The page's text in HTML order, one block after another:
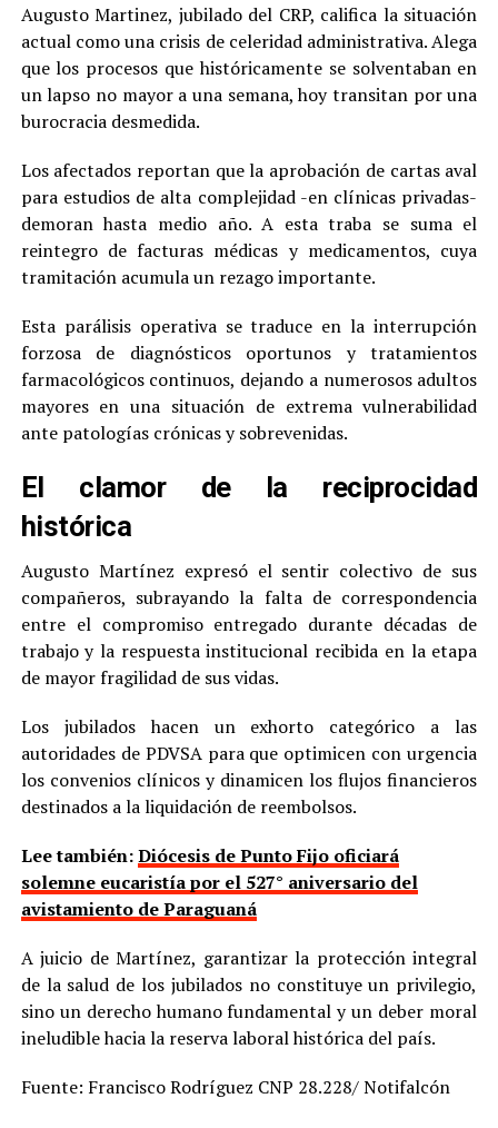
Augusto Martinez, jubilado del CRP, califica la situación
actual como una crisis de celeridad administrativa. Alega
que los procesos que históricamente se solventaban en
un lapso no mayor a una semana, hoy transitan por una
burocracia desmedida.
Los afectados reportan que la aprobación de cartas aval
para estudios de alta complejidad -en clínicas privadas-
demoran hasta medio año. A esta traba se suma el
reintegro de facturas médicas y medicamentos, cuya
tramitación acumula un rezago importante.
Esta parálisis operativa se traduce en la interrupción
forzosa de diagnósticos oportunos y tratamientos
farmacológicos continuos, dejando a numerosos adultos
mayores en una situación de extrema vulnerabilidad
ante patologías crónicas y sobrevenidas.
El clamor de la reciprocidad
histórica
Augusto Martínez expresó el sentir colectivo de sus
compañeros, subrayando la falta de correspondencia
entre el compromiso entregado durante décadas de
trabajo y la respuesta institucional recibida en la etapa
de mayor fragilidad de sus vidas.
Los jubilados hacen un exhorto categórico a las
autoridades de PDVSA para que optimicen con urgencia
los convenios clínicos y dinamicen los flujos financieros
destinados a la liquidación de reembolsos.
Lee también:Diócesis de Punto Fijo oficiará
solemne eucaristía por el 527° aniversario del
avistamiento de Paraguaná
A juicio de Martínez, garantizar la protección integral
de la salud de los jubilados no constituye un privilegio,
sino un derecho humano fundamental y un deber moral
ineludible hacia la reserva laboral histórica del país.
Fuente: Francisco Rodríguez CNP 28.228/ Notifalcón